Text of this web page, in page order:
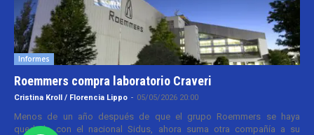
Informes
Roemmers compra laboratorio Craveri
Cristina Kroll / Florencia Lippo - 05/05/2026 20:00
Menos de un año después de que el grupo Roemmers se haya
quedado con el nacional Sidus, ahora suma otra compañía a su